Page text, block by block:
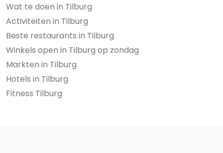
Wat te doen in Tilburg
Activiteiten in Tilburg
Beste restaurants in Tilburg
Winkels open in Tilburg op zondag
Markten in Tilburg
Hotels in Tilburg
Fitness Tilburg